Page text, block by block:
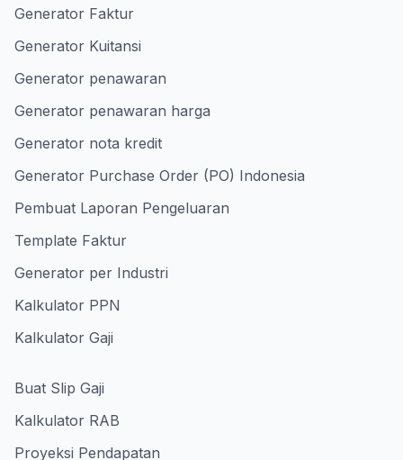
Generator Faktur
Generator Kuitansi
Generator penawaran
Generator penawaran harga
Generator nota kredit
Generator Purchase Order (PO) Indonesia
Pembuat Laporan Pengeluaran
Template Faktur
Generator per Industri
Kalkulator PPN
Kalkulator Gaji
Buat Slip Gaji
Kalkulator RAB
Proyeksi Pendapatan